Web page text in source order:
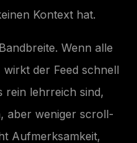
Kontext hat.
Wenn alle
der Feed schnell
rein lehrreich sind,
aber weniger scroll-
Aufmerksamkeit,